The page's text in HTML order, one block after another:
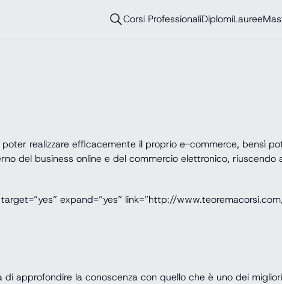
Corsi ProfessionaliDiplomiLauree
realizzare efficacemente il proprio e-commerce, bensì
del business online e del commercio elettronico,
expand=”yes” link=”http://
approfondire la conoscenza con quello che è uno dei